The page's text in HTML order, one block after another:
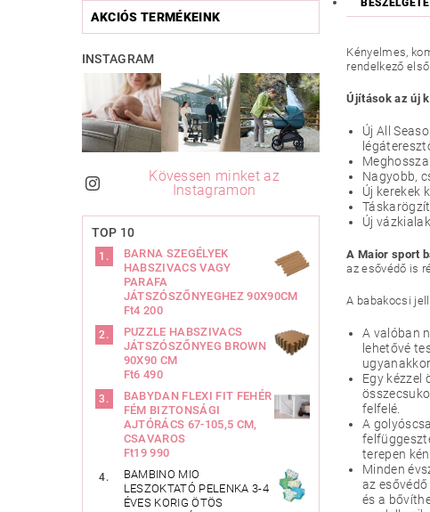
AKCIÓS TERMÉKEINK
INSTAGRAM
Kövessen minket az
Instagramon
TOP 10
BARNA SZEGÉLYEK
HABSZIVACS VAGY
PARAFA
JÁTSZÓSZŐNYEGHEZ 90X90CM
Ft4 200
PUZZLE HABSZIVACS
JÁTSZÓSZŐNYEG BROWN
90X90 CM
Ft6 490
BABYDAN FLEXI FIT FEHÉR
FÉM BIZTONSÁGI
AJTÓRÁCS 67-105,5 CM,
CSAVAROS
Ft19 990
BAMBINO MIO
LESZOKTATÓ PELENKA 3-4
ÉVES KORIG ÖTÖS
Kényelmes,
rendelkező
Újítások az új
Új All
Nagyobb,
Új kerekek
Új
A Maior sport
az esővédő is
A babakocsi
A valóban
lehetővé
Egy kézzel
felfelé.
A
terepen
Minden
az esővédő
és a